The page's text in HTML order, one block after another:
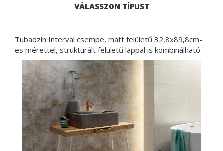
VÁLASSZON TÍPUST
Tubadzin Interval csempe, matt felületű 32,8x89,8cm-
es mérettel, strukturált felületű lappal is kombinálható.